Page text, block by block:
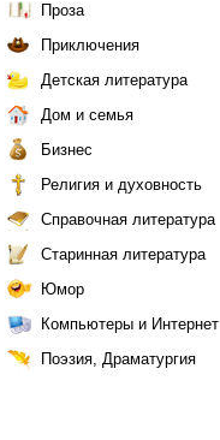
Проза
Приключения
Детская литература
Дом и семья
Бизнес
Религия и духовность
Справочная литература
Старинная литература
Юмор
Компьютеры и Интернет
Поэзия, Драматургия